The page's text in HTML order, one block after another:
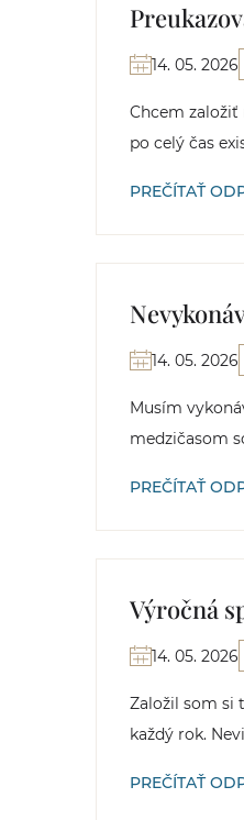
14. 05. 2026
Chcem
po celý čas
PREČÍTAŤ
14. 05. 2026
Musím
medzičasom
PREČÍTAŤ
Výročná
14. 05. 2026
Založil som si
každý rok.
PREČÍTAŤ